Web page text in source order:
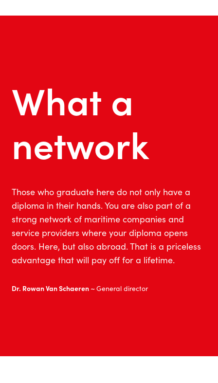
What a
network
Those who graduate here do not only have a
diploma in their hands. You are also part of a
strong network of maritime companies and
service providers where your diploma opens
doors. Here, but also abroad. That is a priceless
advantage that will pay off for a lifetime.
Dr. Rowan Van Schaeren ~General director